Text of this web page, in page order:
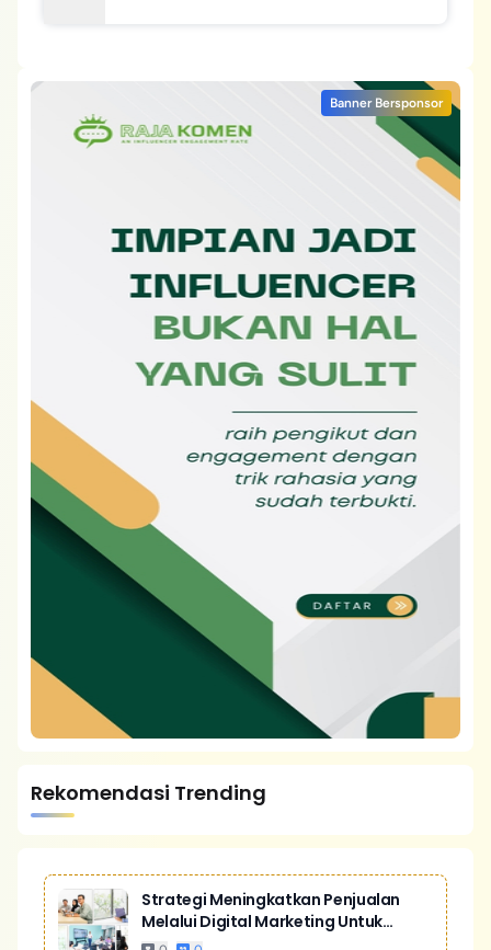
Banner Bersponsor
Rekomendasi Trending
Strategi Meningkatkan Penjualan
Melalui Digital Marketing Untuk
Bisnis Yang Lebih Kompetitif